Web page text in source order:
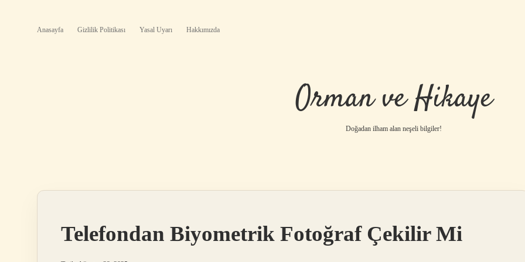
Anasayfa Gizlilik Politikası Yasal Uyarı Hakkımızda
Orman ve Hikaye
Doğadan ilham alan neşeli bilgiler!
Telefondan Biyometrik Fotoğraf Çekilir Mi